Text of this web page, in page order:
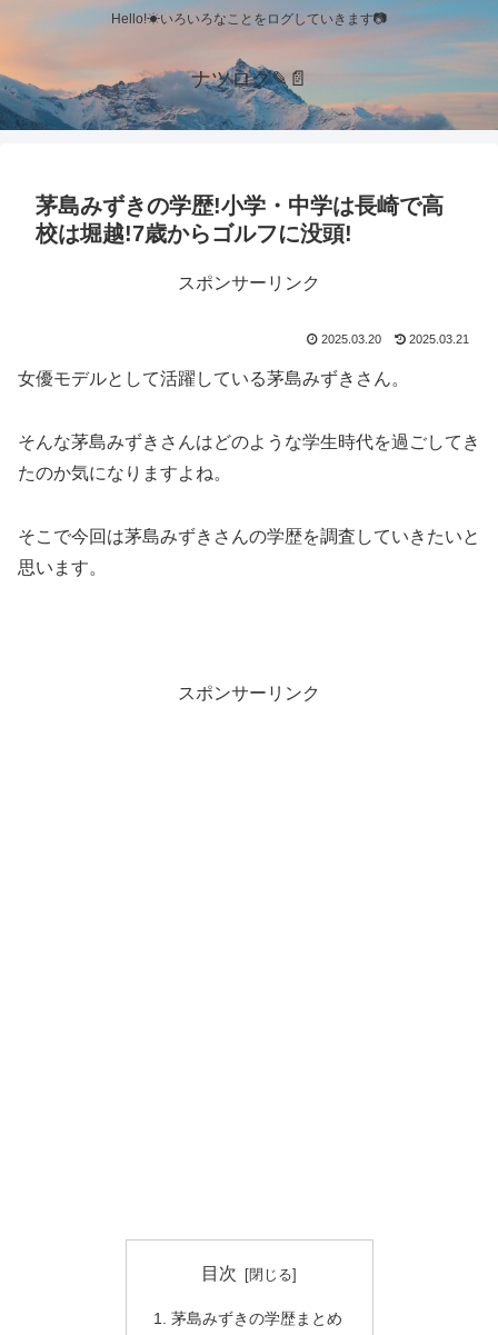
Hello!☀いろいろなことをログしていきます📷
ナツログ✎📄
茅島みずきの学歴!小学・中学は長崎で高
校は堀越!7歳からゴルフに没頭!
スポンサーリンク
2025.03.20 2025.03.21
女優モデルとして活躍している茅島みずきさん。
そんな茅島みずきさんはどのような学生時代を過ごしてき
たのか気になりますよね。
そこで今回は茅島みずきさんの学歴を調査していきたいと
思います。
スポンサーリンク
目次
茅島みずきの学歴まとめ